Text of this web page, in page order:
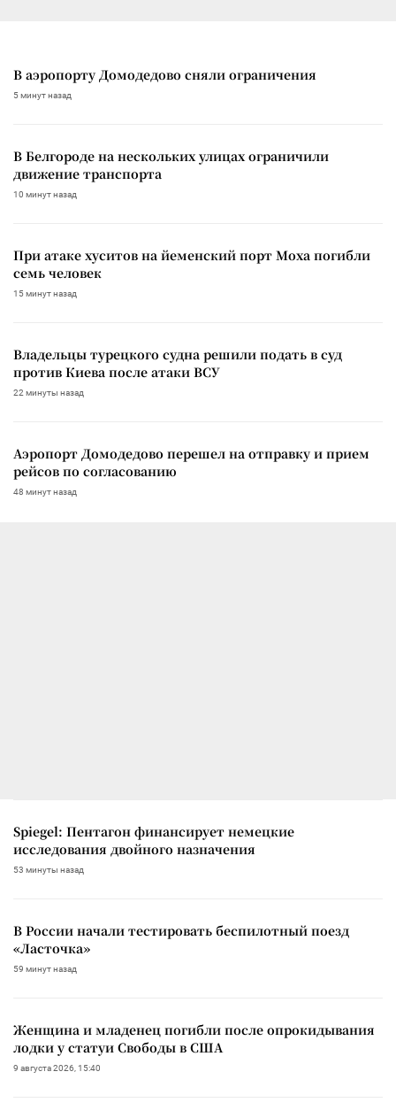
В аэропорту Домодедово сняли ограничения
5 минут назад
В Белгороде на нескольких улицах ограничили
движение транспорта
10 минут назад
При атаке хуситов на йеменский порт Моха погибли
семь человек
15 минут назад
Владельцы турецкого судна решили подать в суд
против Киева после атаки ВСУ
22 минуты назад
Аэропорт Домодедово перешел на отправку и прием
рейсов по согласованию
48 минут назад
Spiegel: Пентагон финансирует немецкие
исследования двойного назначения
53 минуты назад
В России начали тестировать беспилотный поезд
«Ласточка»
59 минут назад
Женщина и младенец погибли после опрокидывания
лодки у статуи Свободы в США
9 августа 2026, 15:40